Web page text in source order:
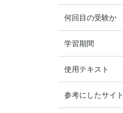
何回目の受験か
学習期間
使用テキスト
参考にしたサイト